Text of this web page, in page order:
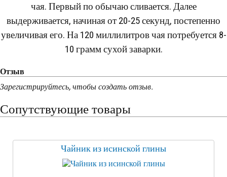
чая. Первый по обычаю сливается. Далее
выдерживается, начиная от 20-25 секунд, постепенно
увеличивая его. На 120 миллилитров чая потребуется 8-
10 грамм сухой заварки.
Отзыв
Зарегистрируйтесь, чтобы создать отзыв.
Сопутствующие товары
Чайник из исинской глины